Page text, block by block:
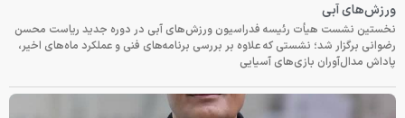
ورزش‌های آبی
نخستین نشست هیأت رئیسه فدراسیون ورزش‌های آبی در دوره جدید ریاست محسن
رضوانی برگزار شد؛ نشستی که علاوه بر بررسی برنامه‌های فنی و عملکرد ماه‌های اخیر،
پاداش مدال‌آوران بازی‌های آسیایی